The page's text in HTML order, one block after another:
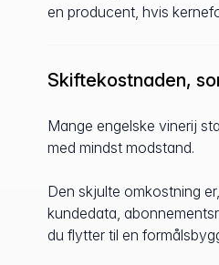
en producent, hvis
Skiftekostnaden,
Mange engelske vinerij
med mindst modstand.
Den skjulte omkostning
kundedata,
du flytter til en